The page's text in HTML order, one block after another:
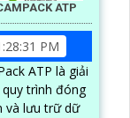
ATP
PM
ATP là giải
trình đóng
và lưu trữ dữ